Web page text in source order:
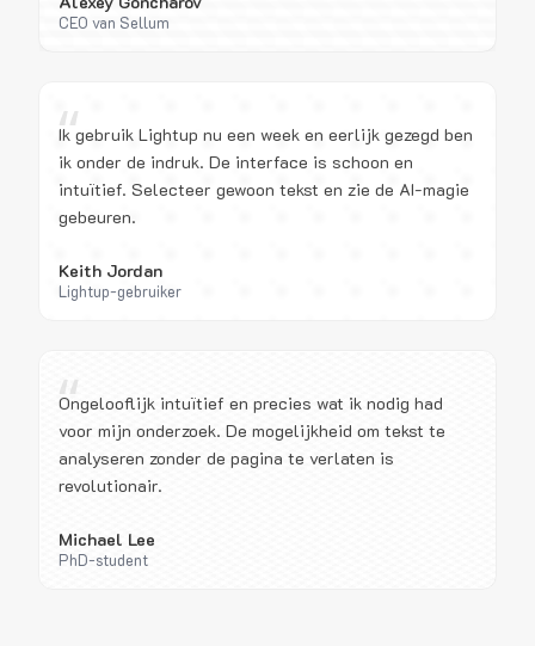
CEO van Sellum
“
Ik gebruik Lightup nu een week en eerlijk gezegd ben
ik onder de indruk. De interface is schoon en
intuïtief. Selecteer gewoon tekst en zie de AI-magie
gebeuren.
Keith Jordan
Lightup-gebruiker
“
Ongelooflijk intuïtief en precies wat ik nodig had
voor mijn onderzoek. De mogelijkheid om tekst te
analyseren zonder de pagina te verlaten is
revolutionair.
Michael Lee
PhD-student